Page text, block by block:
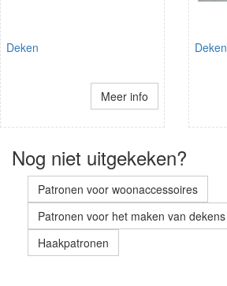
Deken
Meer info
Deken
Nog niet uitgekeken?
Patronen voor woonaccessoires
Patronen voor het maken van dekens
Haakpatronen